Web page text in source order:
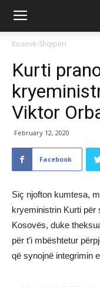
Kosovë-Shqipëri
Kurti
Viktor
February 12, 2020
Facebook
Siç njofton kumtesa,
kryeministrin Kurti për
Kosovës, duke
për t’i mbështetur
që synojnë integrimin